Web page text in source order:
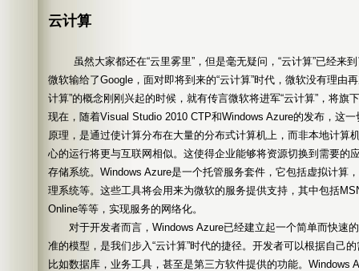
云计算
虽然大家都还在“云里雾里”，但是毫无疑问，“云计算”已经来
微软输给了Google，面对即将到来的“云计算”时代，微软没有理由
计算”的概念刚刚兴起的时候，就有传言微软将进军“云计算”，将旗
现在，随着Visual Studio 2010 CTP和Windows Azure的发布，这一
原理，是通过使计算分布在大量的分布式计算机上，而非本地计算
心的运行将更与互联网相似。这使得企业能够将资源切换到需要的
存储系统。Windows Azure是一个托管服务套件，它包括虚拟计算
理系统等。这些工具将会用来为微软的服务提供支持，其中包括
Online等等，实现服务的网络化。
对于开发者而言，Windows Azure已经建立起一个简单而快速
准的模型，是我们步入“云计算”时代的捷径。开发者可以根据自己
比如数据库，业务工具，甚至是第三方软件提供的功能。Windows